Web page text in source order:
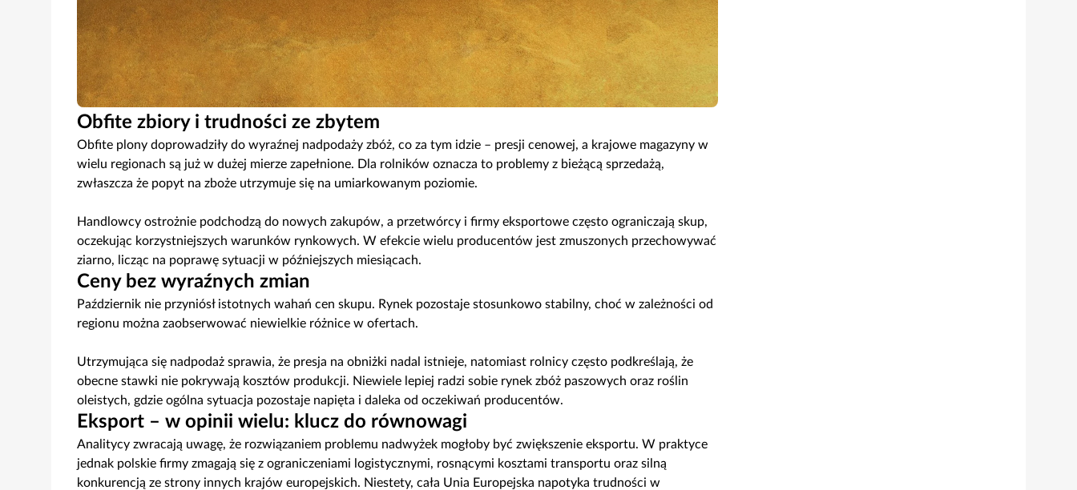
Obfite zbiory i trudności ze zbytem
Obfite plony doprowadziły do wyraźnej nadpodaży zbóż, co za tym idzie – presji cenowej, a krajowe magazyny w
wielu regionach są już w dużej mierze zapełnione. Dla rolników oznacza to problemy z bieżącą sprzedażą,
zwłaszcza że popyt na zboże utrzymuje się na umiarkowanym poziomie.
Handlowcy ostrożnie podchodzą do nowych zakupów, a przetwórcy i firmy eksportowe często ograniczają skup,
oczekując korzystniejszych warunków rynkowych. W efekcie wielu producentów jest zmuszonych przechowywać
ziarno, licząc na poprawę sytuacji w późniejszych miesiącach.
Ceny bez wyraźnych zmian
Październik nie przyniósł istotnych wahań cen skupu. Rynek pozostaje stosunkowo stabilny, choć w zależności od
regionu można zaobserwować niewielkie różnice w ofertach.
Utrzymująca się nadpodaż sprawia, że presja na obniżki nadal istnieje, natomiast rolnicy często podkreślają, że
obecne stawki nie pokrywają kosztów produkcji. Niewiele lepiej radzi sobie rynek zbóż paszowych oraz roślin
oleistych, gdzie ogólna sytuacja pozostaje napięta i daleka od oczekiwań producentów.
Eksport – w opinii wielu: klucz do równowagi
Analitycy zwracają uwagę, że rozwiązaniem problemu nadwyżek mogłoby być zwiększenie eksportu. W praktyce
jednak polskie firmy zmagają się z ograniczeniami logistycznymi, rosnącymi kosztami transportu oraz silną
konkurencją ze strony innych krajów europejskich. Niestety, cała Unia Europejska napotyka trudności w